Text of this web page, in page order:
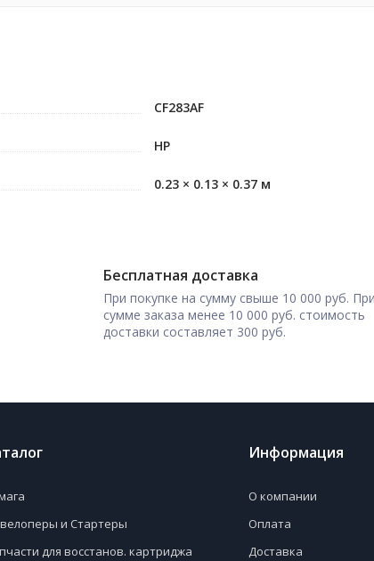
CF283AF
HP
0.23 × 0.13 × 0.37 м
Бесплатная доставка
При покупке на сумму свыше 10 000 руб. При
сумме заказа менее 10 000 руб. стоимость
доставки составляет 300 руб.
и Стартеры
для восстанов. картриджа
Информация
О компании
Оплата
Доставка